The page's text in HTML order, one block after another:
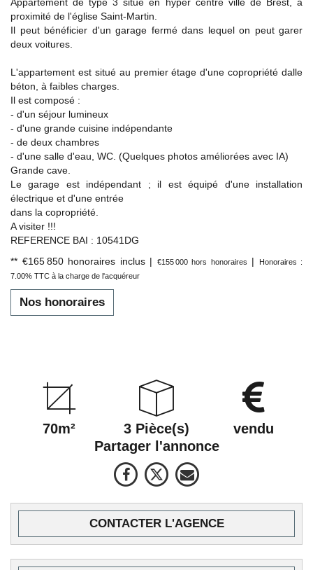
proximité de l'église Saint-Martin.
Il peut bénéficier d'un garage fermé dans lequel on peut garer
deux voitures.
L'appartement est situé au premier étage d'une copropriété dalle
béton, à faibles charges.
Il est composé :
- d'un séjour lumineux
- d'une grande cuisine indépendante
- de deux chambres
- d'une salle d'eau, WC. (Quelques photos améliorées avec IA)
Grande cave.
Le garage est indépendant ; il est équipé d'une installation
électrique et d'une entrée
dans la copropriété.
A visiter !!!
REFERENCE BAI : 10541DG
** €165 850 honoraires inclus | €155 000 hors honoraires |
Honoraires :
7.00% TTC à la charge de l'acquéreur
Nos honoraires
70m² 3 Pièce(s)
vendu
Partager l'annonce
CONTACTER L'AGENCE